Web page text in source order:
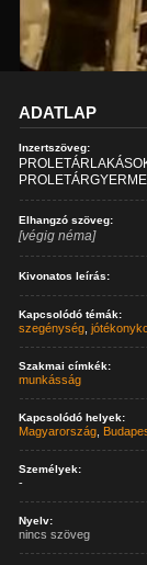
ADATLAP
Inzertszöveg:
Elhangzó szöveg:
[végig néma]
Kivonatos leírás:
Kapcsolódó témák:
szegénység ,
Szakmai címkék:
munkásság
Kapcsolódó helyek:
Magyarország
Személyek:
-
Nyelv:
nincs szöveg